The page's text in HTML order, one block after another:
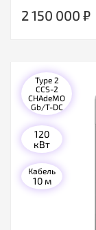
2 150 000 ₽
Type 2
CCS-2
CHAdeMO
Gb/T-DC
120
кВт
Кабель
10 м